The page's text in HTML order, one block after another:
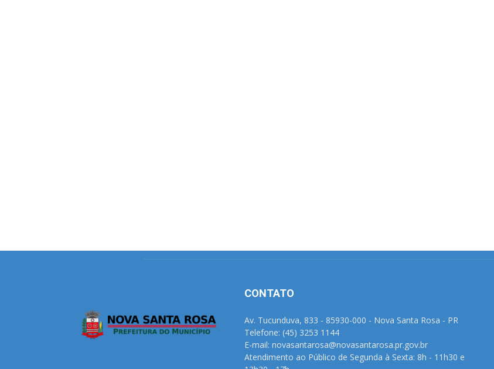
CONTATO
Av. Tucunduva, 833 - 85930-000 - Nova Santa Rosa - PR
Telefone: (45) 3253 1144
E-mail: novasantarosa@novasantarosa.pr.gov.br
Atendimento ao Público de Segunda à Sexta: 8h - 11h30 e